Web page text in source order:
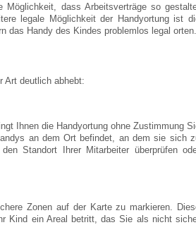
Möglichkeit, dass Arbeitsverträge so
legale Möglichkeit der Handyortung ist
das Handy des Kindes problemlos legal orten.
Art deutlich abhebt:
Ihnen die Handyortung ohne Zustimmung
an dem Ort befindet, an dem sie sich
Standort Ihrer Mitarbeiter überprüfen
Zonen auf der Karte zu markieren.
Kind ein Areal betritt, das Sie als nicht